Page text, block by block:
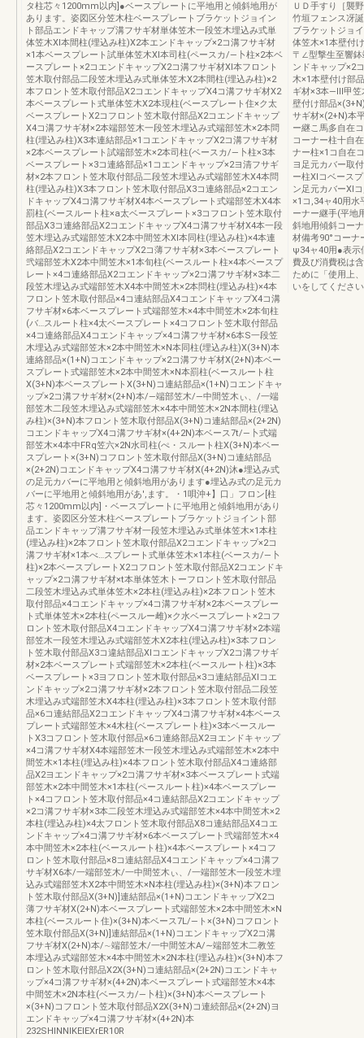
タ柱芯々1200mm以内]●ベースプレートに平地用と傾斜地用が
あります。姿図区分笠木柱ベースプレートブラケットジョイン
ト部品エンドキャップ溝フサギ材単体笠木一段笠木埋込み式単
体笠木Xl本間柱(埋込み柱)X2本エンドキャップ×2コ溝フサギ材
×1本ベースプレート試単体笠木Xl本司柱(ペースカ/―卜柱×2本ベ
ースプレート×2コエンドキャップX2コ溝フサギ材Xl本フロント
笠木取付部品二段笠木埋込み式単体笠木X2本間柱(埋込み柱)×2
本フロント笠木取付部品X2コエンドキャップX4コ溝フサギ材X2
本ベースプレート式単体笠木X2本現柱(ベースプレート住×ク太
ベースプレートX2コフロント笠木取付部品X2コエンドキャップ
X4コ溝フサギ材×2本端部笠木一段笠木埋込み式端部笠木×2本問
柱(埋込み柱)X3本連結部品×1コエンドキャップX2コ溝フサギ材
×2本ベースプレート試端部笠木×2本司柱(ベースカ/―卜柱×3本
ベースプレート×3コ連絡部品×1コエンドキャップ×2ヨ清フサギ
材×2本フロント笠木取付部品二段笠木埋込み式端部笠木X4本問
柱(埋込み柱)X3本フロント笠木取付部品X3コ連絡部品×2コエン
ドキャップX4コ溝フサギ材X4本ベースプレート式端部笠木X4本
罰柱(ベースルート柱×a太ベースプレート×3コフロント笠木取付
部品X3コ連絡部品X2コエンドキャップX4コ溝フサギ材X4本一段
笠木埋込み式端部笠木X2本中間笠木Xl本同柱(埋込み柱)×4本連
絡部品X2コエンドキャップX2コ薄フサギ材×3本ベースプレート
弐端部笠木X2本中間笠木×1本旬柱(ベースルート柱×4本ベースプ
レート×4コ連絡部品X2コエンドキャップ×2コ溝フサギ材×3本二
段笠木埋込み式端部笠木X4本中間笠木×2本問柱(埋込み柱)×4本
フロント笠木取付部品×4コ連結部品X4コエンドキャップX4コ溝
フサギ材×6本ベースプレート式端部笠木×4本中間笠木×2本旬柱
(バ…スルート柱×4太ベースプレート×4コフロント笠木取付部品
×4コ連絡部品X4コエンドキャップ×4コ溝フサギ材×6本S一段笠
木埋込み式端部笠木×2本中間笠木×N本同柱(埋込み柱)X(3+N)本
連絡部品×(1+N)コエンドキャップ×2コ溝フサギ材X(2+N)本ベー
スプレート式端部笠木×2本中間笠木×N本罰柱(ベースルート柱
X(3+N)本ベースプレートX(3+N)コ連結部品×(1+N)コエンドキャ
ップ×2コ溝フサギ材×(2+N)本/―端部笠木/―中間笠木ぃ、/一端
部笠木二段笠木埋込み式端部笠木×4本中間笠木×2N本間柱(埋込
み柱)×(3+N)本フロント笠木取付部品X(3+N)コ連結部品×(2+2N)
コエンドキャップX4コ溝フサギ材×(4+2N)本ベース7t/―卜式端
部笠木×4本中FRq笠六×2N水司柱(ぺ・スルート柱X(3+N)本ベー
スプレート×(3+N)コフロント笠木取付部品X(3+N)コ連結部品
×(2+2N)コエンドキャップX4コ溝フサギ材X(4+2N)沐●埋込み式
の足元カバーに平地用と傾斜地用があります●埋込み式の足元カ
バーに平地用と傾斜地用があ',ます。・1唄沖+】口」フロン[柱
芯々1200mm以内]・ベースプレートに平地用と傾斜地用があり
ます。姿図区分笠木柱ベースプレートブラケットジョイント部
品エンドキャップ溝フサギ材一段笠木埋込み式単体笠木×1本柱
(埋込み柱)×2本フロント笠木取付部品X2コエンドキャップ×2コ
溝フサギ材×1本べ…スプレート式単体笠木×1本柱(ベースカ/―卜
柱)×2本ベースプレートX2コフロント笠木取付部品X2コエンドキ
ャップ×2コ溝フサギ材×t本単体笠木トーフロント笠木取付部品
二段笠木埋込み式単体笠木×2本柱(埋込み柱)×2本フロント笠木
取付部品×4コエンドキャップ×4コ溝フサギ材×2本ベースプレー
ト式単体笠木×2本柱(ペースルー雌)×ク水ベースプレート×2コフ
ロント笠木取付部品X4コエンドキャップX4コ溝フサギ材×2本端
部笠木一段笠木埋込み式端部笠木X2本柱(埋込み柱)×3本フロン
ト笠木取付部品X3コ違結部品XlコエンドキャップX2コ溝フサギ
材×2本ベースプレート式端部笠木×2本柱(ベースルート柱)×3本
ベースプレート×3ヨフロント笠木取付部品×3コ連結部品Xlコエ
ンドキャップ×2コ溝フサギ材×2本フロント笠木取付部品二段笠
木埋込み式端部笠木X4本柱(埋込み柱)×3本フロント笠木取付部
品×6コ連結部品X2コエンドキャップX4コ溝フサギ材×4本ベース
プレート式端部笠木×4木柱(ベースプレート柱)×3本ベースルー
トX3コフロント笠木取付部品×6コ連絡部品X2ヨエンドキャップ
×4コ溝フサギ材X4本端部笠木一段笠木埋込み式端部笠木×2本中
間笠木×1本柱(埋込み柱)×4本フロント笠木取付部品X4コ連絡部
品X2ヨエンドキャップ×2コ溝フサギ材×3本ベースプレート式端
部笠木×2本中間笠木×1本柱(ペースルート柱)×4本ベースプレー
ト×4コフロント笠木取付部品×4コ連結部品X2コエンドキャップ
×2コ溝フサギ材×3本二段笠木埋込み式端部笠木×4本中間笠木×2
本柱(埋込み柱)×4太フロント笠木取付部品X8コ連結部品X4コエ
ンドキャップ×4コ溝フサギ材×6本ベースプレート弐端部笠木×4
本中間笠木×2本柱(ベースルート柱)×4本ベースプレート×4コフ
ロント笠木取付部品×8コ連結部品X4コエンドキャップ×4コ溝フ
サギ材X6本/一端部笠木/一中間笠木ぃ、/一端部笠木一段笠木埋
込み式端部笠木X2本中間笠木×N本柱(埋込み柱)×(3+N)本フロン
ト笠木取付部品X(3+N)]連結部品×(1+N)コエンドキャップX2コ
薄フサギ材X(2+N)本ベースプレート式端部笠木×2本中間笠木×N
本柱(ベースルート住)×(3+N)本ベース7L/―ト×(3+N)コフロント
笠木取付部品X(3+N)]連結部品×(1+N)コエンドキャップX2コ溝
フサギ材X(2+N)本/∼端部笠木/一中間笠木A/∼端部笠木二教笠
本埋込み式端部笠木×4本中間笠木×2N本柱(埋込み柱)×(3+N)本フ
ロント笠木取付部品X2X(3+N)コ連結部品×(2+2N)コエンドキャ
ップ×4コ溝フサギ材×(4+2N)本ベースプレート式端部笠木×4本
中間笠木×2N本柱(ベースカ/―卜柱)×(3+N)本ベースプレート
×(3+N)コフロント笠木取付部品X2X(3+N)コ連続部品×(2+2N)ヨ
エンドキャップ×4コ溝フサギ材×(4+2N)本
232SHlNNIKEIEXrER10R
ＵＤ手すり［襲
竹垣フェンス冴
ブラケットジョ
体笠木×1本壁付
〒∠型撃生至響鉢
ンドキャップ×2
木×1本壁付け部
ギ材×3本―Ⅲ甲笠
壁付け部品
サギ材×(2+N)本
ー継こ馬多自在
コーナー柱十自
ナー柱×1コ自在
ヨ足元カバー取
ー柱Xlコベース
ン足元カバーXl
×1コ,34ャ40用水
ーナー継手(平地
斜地用傾斜コー
材備考90°コーナ
ψ34ャ40用●表示
費及び消費税は
ために「使用上
いをしてくださ